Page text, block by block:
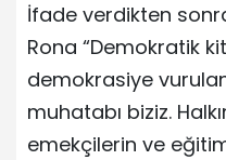
İfade verdikten
Rona “Demokratik
demokrasiye
muhatabı biziz.
emekçilerin ve